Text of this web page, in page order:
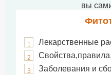
вы
1 Лекарственные
2
3 Заболевания и